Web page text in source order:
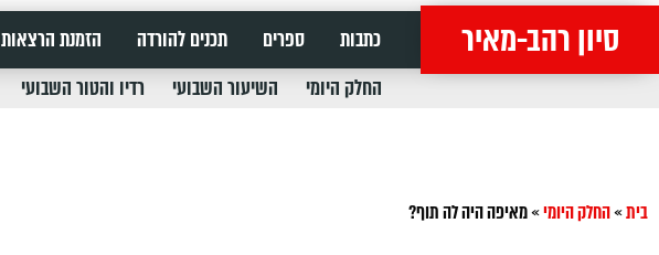
סיון רהב-מאיר כתבות ספרים תכנים להורדה הזמנת הרצאות
החלק היומי
השיעור השבועי רדיו והטור השבועי
בית»החלק היומי»‏מאיפה היה לה תוף?